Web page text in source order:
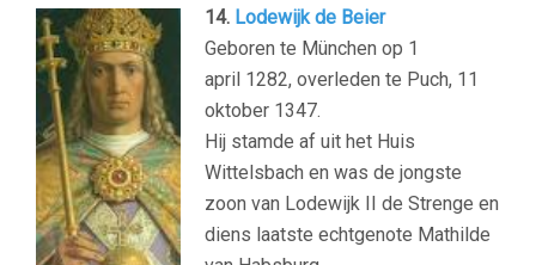
14. Lodewijk de Beier
Geboren te München op 1
april 1282, overleden te Puch, 11
oktober 1347.
Hij stamde af uit het Huis
Wittelsbach en was de jongste
zoon van Lodewijk II de Strenge en
diens laatste echtgenote Mathilde